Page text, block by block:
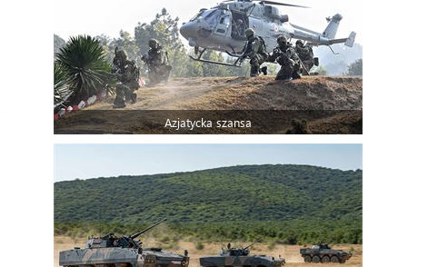
Azjatycka szansa